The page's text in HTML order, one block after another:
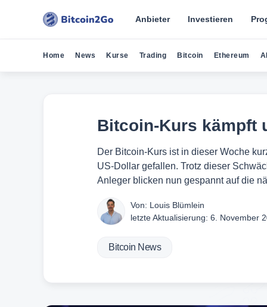
Anbieter Investieren
Home News Kurse Trading Bitcoin Ethereum
Bitcoin-Kurs kämpft
Der Bitcoin-Kurs ist in dieser Woche
US-Dollar gefallen. Trotz dieser
Anleger blicken nun gespannt auf die
Von: Louis Blümlein
letzte Aktualisierung: 6. November
Bitcoin News